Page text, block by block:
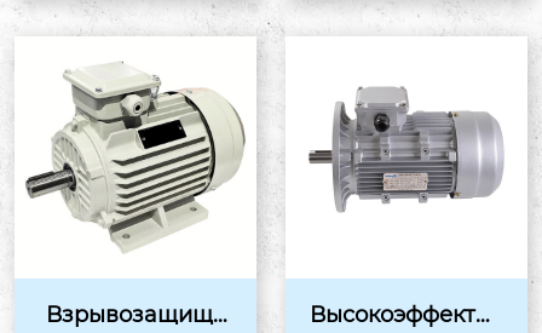
A: Профессиона
льно...
ные электродвиг
ател...
Взрывозащищё
Высокоэффектив